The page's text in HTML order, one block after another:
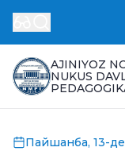
AJINIYOZ
NUKUS
Пайшанба, 13-